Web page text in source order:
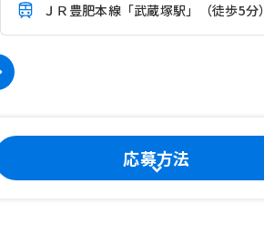
ＪＲ豊肥本線「武蔵塚駅」（徒歩5分）
応募方法